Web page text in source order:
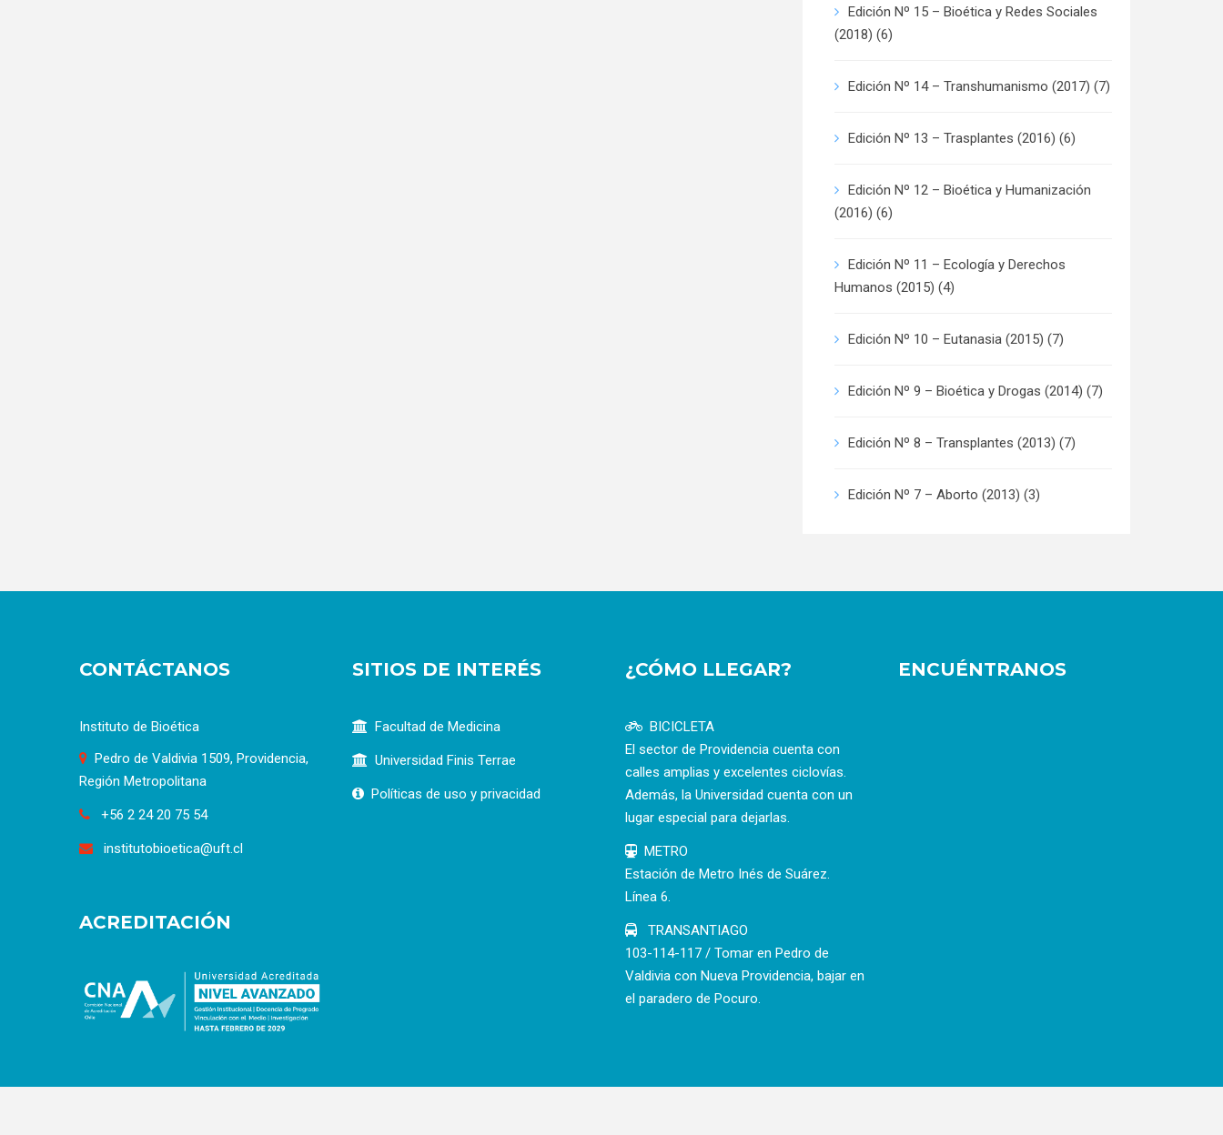
Edición Nº 15 – Bioética y Redes Sociales
(2018) (6)
Edición Nº 14 – Transhumanismo (2017) (7)
Edición Nº 13 – Trasplantes (2016) (6)
Edición Nº 12 – Bioética y Humanización
(2016) (6)
Edición Nº 11 – Ecología y Derechos
Humanos (2015) (4)
Edición Nº 10 – Eutanasia (2015) (7)
Edición Nº 9 – Bioética y Drogas (2014) (7)
Edición Nº 8 – Transplantes (2013) (7)
Edición Nº 7 – Aborto (2013) (3)
CONTÁCTANOS
Instituto de Bioética
Pedro de Valdivia 1509, Providencia,
Región Metropolitana
+56 2 24 20 75 54
institutobioetica@uft.cl
ACREDITACIÓN
SITIOS DE INTERÉS
Facultad de Medicina
Universidad Finis Terrae
Políticas de uso y privacidad
¿CÓMO LLEGAR?
BICICLETA
El sector de Providencia cuenta con
calles amplias y excelentes ciclovías.
Además, la Universidad cuenta con un
lugar especial para dejarlas.
METRO
Estación de Metro Inés de Suárez.
Línea 6.
TRANSANTIAGO
103-114-117 / Tomar en Pedro de
Valdivia con Nueva Providencia, bajar en
el paradero de Pocuro.
ENCUÉNTRANOS